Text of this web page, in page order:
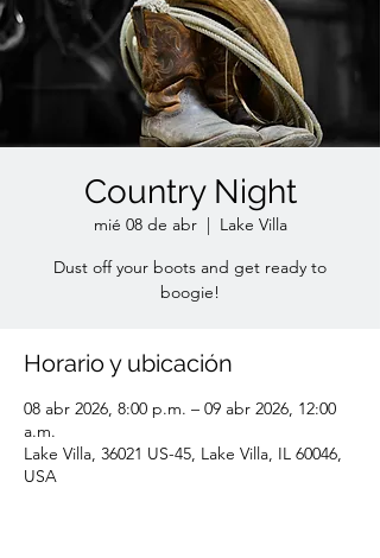
Country Night
mié 08 de abr
  |
Lake Villa
Dust off your boots and get ready to
boogie!
Horario y ubicación
08 abr 2026, 8:00 p.m. – 09 abr 2026, 12:00
a.m.
Lake Villa, 36021 US-45, Lake Villa, IL 60046,
USA